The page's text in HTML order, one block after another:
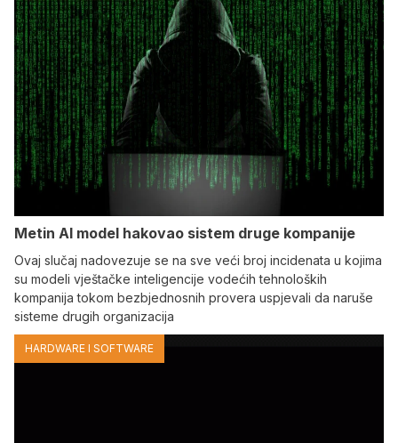
Metin AI model hakovao sistem druge kompanije
Ovaj slučaj nadovezuje se na sve veći broj incidenata u kojima
su modeli vještačke inteligencije vodećih tehnoloških
kompanija tokom bezbjednosnih provera uspjevali da naruše
sisteme drugih organizacija
HARDWARE I SOFTWARE